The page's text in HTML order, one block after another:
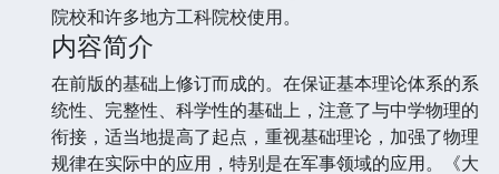
院校和许多地方工科院校使用。
内容简介
在前版的基础上修订而成的。在保证基本理论体系的系
统性、完整性、科学性的基础上，注意了与中学物理的
衔接，适当地提高了起点，重视基础理论，加强了物理
规律在实际中的应用，特别是在军事领域的应用。《大